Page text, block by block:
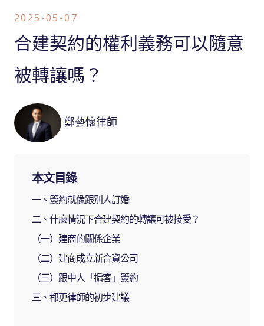
2025-05-07
合建契約的權利義務可以隨意
被轉讓嗎？
鄭藝懷律師
本文目錄
一、簽約就像跟別人訂婚
二、什麼情況下合建契約的轉讓可被接受？
（一）建商的關係企業
（二）建商成立新合資公司
（三）跟中人「掮客」簽約
三、都更律師的初步建議